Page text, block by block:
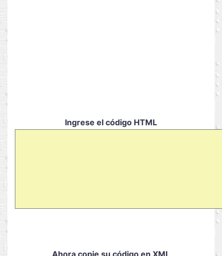
Ingrese el código HTML
Ahora copie su código en XML